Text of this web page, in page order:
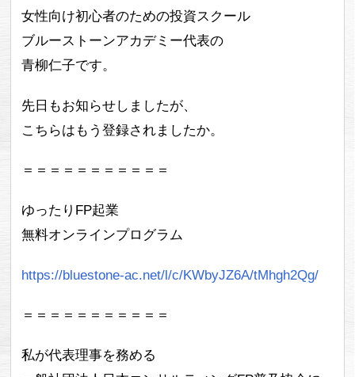
女性向け初心者のための投資スクール
ブルーストーンアカデミー代表の
青柳仁子です。
先日もお知らせしましたが、
こちらはもう登録されましたか。
＝＝＝＝＝＝＝＝＝＝＝
ゆったりFP起業
無料オンラインプログラム
https://bluestone-ac.net/l/c/KWbyJZ6A/tMhgh2Qg/
＝＝＝＝＝＝＝＝＝＝＝
私が代表理事を務める